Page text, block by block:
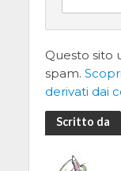
Questo sito
spam.
derivati dai
Scritto da